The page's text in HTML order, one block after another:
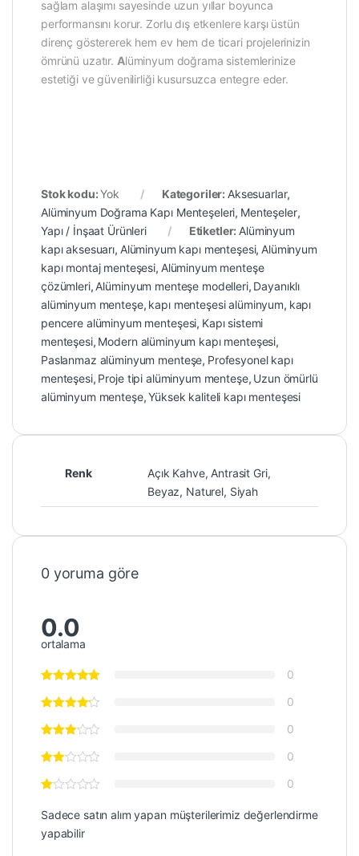
sağlam alaşımı sayesinde uzun yıllar boyunca
performansını korur. Zorlu dış etkenlere karşı üstün
direnç göstererek hem ev hem de ticari projelerinizin
ömrünü uzatır. Alüminyum doğrama sistemlerinize
estetiği ve güvenilirliği kusursuzca entegre eder.
Stok kodu:Yok Kategoriler: Aksesuarlar,
Alüminyum Doğrama Kapı Menteşeleri, Menteşeler,
Yapı / İnşaat Ürünleri
Etiketler: Alüminyum
kapı aksesuarı, Alüminyum kapı menteşesi, Alüminyum
kapı montaj menteşesi, Alüminyum menteşe
çözümleri, Alüminyum menteşe modelleri, Dayanıklı
alüminyum menteşe, kapı menteşesi alüminyum, kapı
pencere alüminyum menteşesi, Kapı sistemi
menteşesi, Modern alüminyum kapı menteşesi,
Paslanmaz alüminyum menteşe, Profesyonel kapı
menteşesi, Proje tipi alüminyum menteşe, Uzun ömürlü
alüminyum menteşe,Yüksek kaliteli kapı menteşesi
Renk
Açık Kahve, Antrasit Gri,
Beyaz, Naturel, Siyah
0 yoruma göre
0.0
ortalama
0
0
0
0
0
Sadece satın alım yapan müşterilerimiz değerlendirme
yapabilir